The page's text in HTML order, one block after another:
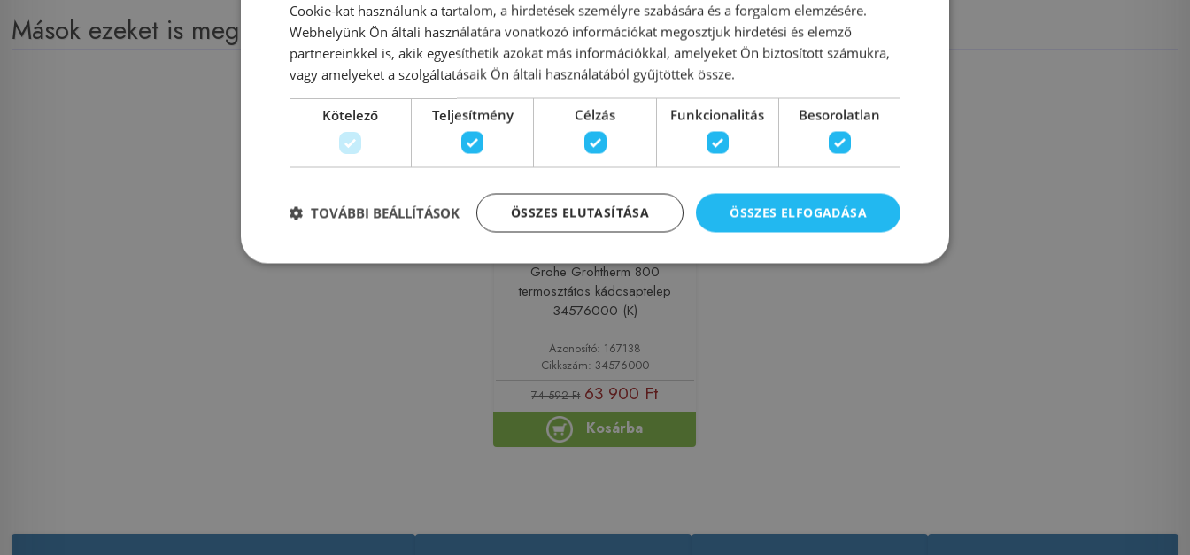
Mások ezeket is megnézték
-14%
Raktáron
Grohe Grohtherm 800
termosztátos kádcsaptelep
34576000 (K)
Azonosító: 167138
Cikkszám: 34576000
74 592 Ft 63 900 Ft
Kosárba
Cookie-kat használunk a tartalom, a hirdetések személyre szabására és a forgalom elemzésére.
Webhelyünk Ön általi használatára vonatkozó információkat megosztjuk hirdetési és elemző
partnereinkkel is, akik egyesíthetik azokat más információkkal, amelyeket Ön biztosított számukra,
vagy amelyeket a szolgáltatásaik Ön általi használatából gyűjtöttek össze.
Kötelező Teljesítmény Célzás Funkcionalitás Besorolatlan
ÖSSZES ELFOGADÁSA
ÖSSZES ELUTASÍTÁSA
TOVÁBBI BEÁLLÍTÁSOK